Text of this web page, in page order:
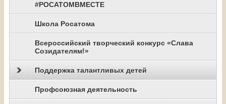
#РОСАТОМВМЕСТЕ
Школа Росатома
Всероссийский творческий конкурс «Слава
Созидателям!»
Поддержка талантливых детей
Профсоюзная деятельность